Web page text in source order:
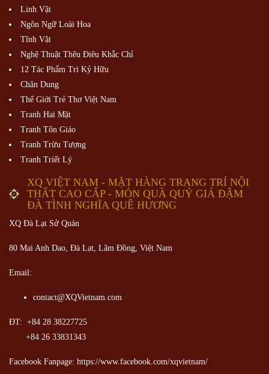
Linh Vật
Ngôn Ngữ Loài Hoa
Tĩnh Vật
Nghệ Thuật Thêu Điêu Khắc Chỉ
12 Tác Phẩm Tri Kỷ Hữu
Chân Dung
Thế Giới Trẻ Thơ Việt Nam
Tranh Hai Mặt
Tranh Tôn Giáo
Tranh Trừu Tượng
Tranh Triết Lý
XQ VIỆT NAM - MẶT HÀNG TRANG TRÍ NỘI
THẤT CAO CẤP - MÓN QUÀ QUÝ GIÁ ĐẬM
ĐÀ TÌNH NGHĨA QUÊ HƯƠNG
XQ Đà Lạt Sử Quán
80 Mai Anh Dao, Đà Lạt, Lâm Đồng, Việt Nam
Email:
contact@XQVietnam.com
ĐT: +84 28 38227725
+84 26 33831343
Facebook Fanpage: https://www.facebook.com/xqvietnam/